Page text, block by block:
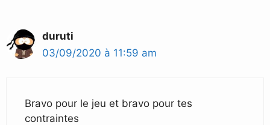
duruti
03/09/2020 à 11:59 am
Bravo pour le jeu et bravo pour tes
contraintes